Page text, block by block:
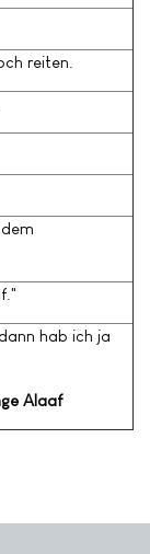
reiten.
hab ich ja
Alaaf